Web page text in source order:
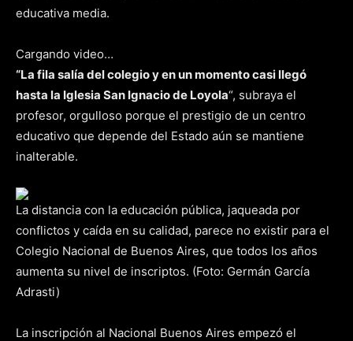
educativa media.
Cargando video…
“La fila salía del colegio y en un momento casi llegó
hasta la Iglesia San Ignacio de Loyola“, subraya el
profesor, orgulloso porque el prestigio de un centro
educativo que depende del Estado aún se mantiene
inalterable.
La distancia con la educación pública, jaqueada por
conflictos y caída en su calidad, parece no existir para el
Colegio Nacional de Buenos Aires, que todos los años
aumenta su nivel de inscriptos. (Foto: Germán García
Adrasti)
La inscripción al Nacional Buenos Aires empezó el